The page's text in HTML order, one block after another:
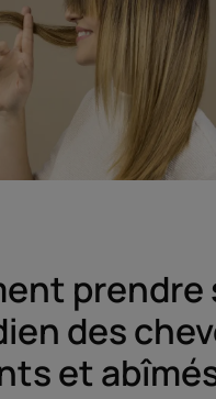
prendre
des
et